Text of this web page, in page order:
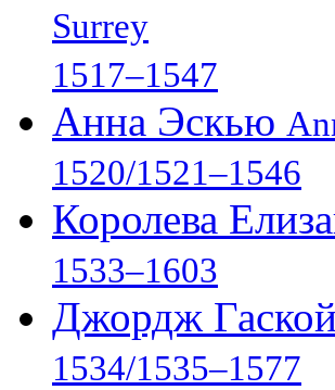
Surrey
1517–1547
Анна Эскью
1520/1521–1546
Королева
1533–1603
Джордж
1534/1535–1577